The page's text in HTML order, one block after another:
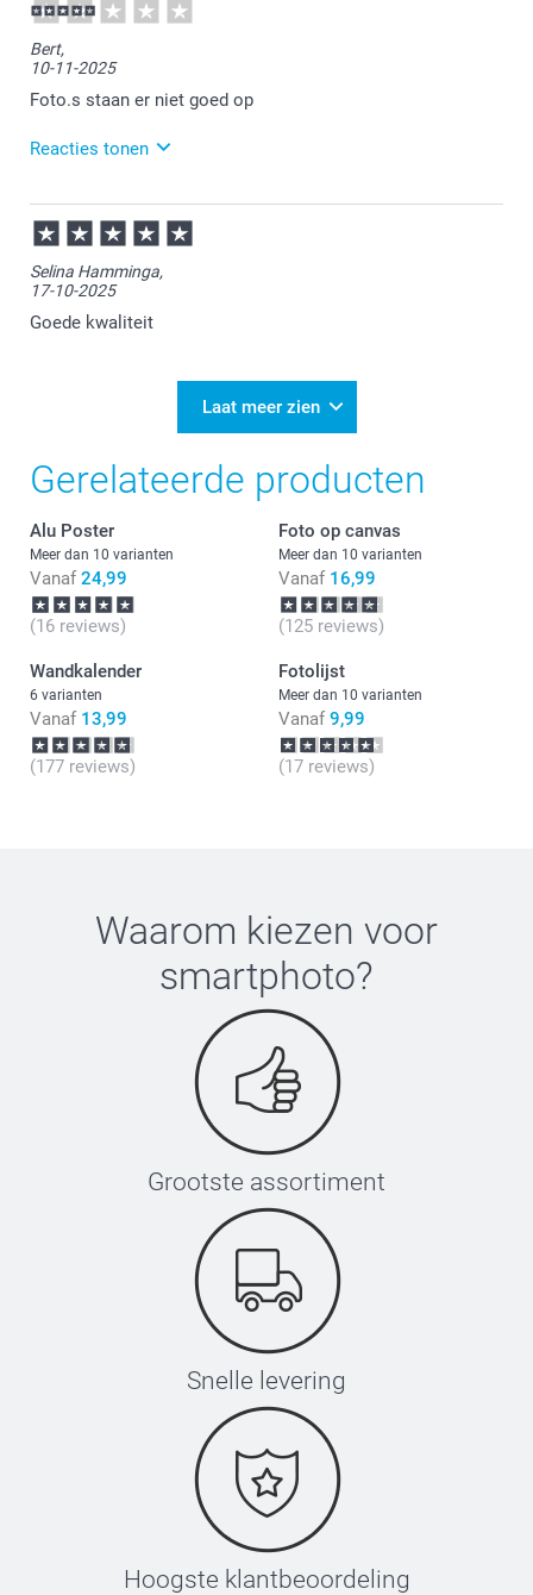
15:07
Veel plezier ervan!
Bert,
10-11-2025
Foto.s staan er niet goed op
Reacties tonen
11-11-2025
13:08
Bedankt voor je review. Vervelend om te horen dat je
niet tevreden bent over je bestelling. Onze
klantenservice heeft je een berichtje gestuurd om
met je mee te kijken naar een passende oplossing.
Selina Hamminga,
17-10-2025
Goede kwaliteit
Laat meer zien
Gerelateerde producten
Alu Poster
Meer dan 10 varianten
Vanaf 24,99
(16 reviews)
Foto op canvas
Meer dan 10 varianten
Vanaf 16,99
(125 reviews)
Wandkalender
6 varianten
Vanaf 13,99
(177 reviews)
Fotolijst
Meer dan 10 varianten
Vanaf 9,99
(17 reviews)
Waarom kiezen voor
smartphoto?
Grootste assortiment
Snelle levering
Hoogste klantbeoordeling